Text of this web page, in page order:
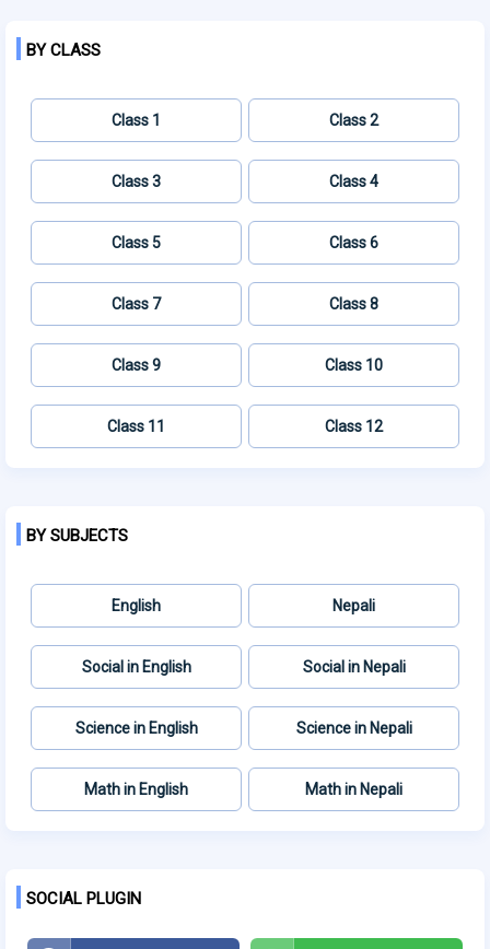
BY CLASS
Class 1 Class 2
Class 3 Class 4
Class 5 Class 6
Class 7 Class 8
Class 9 Class 10
Class 11 Class 12
BY SUBJECTS
English Nepali
Social in English Social in Nepali
Science in English Science in Nepali
Math in English Math in Nepali
SOCIAL PLUGIN